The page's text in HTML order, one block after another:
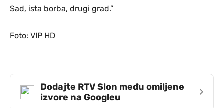
Sad, ista borba, drugi grad.”
Foto: VIP HD
Dodajte RTV Slon među omiljene
izvore na Googleu
›